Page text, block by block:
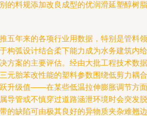
的料规添加改良成型的优润滑延塑醇树脂
五年来的各项行业用数据，特别是管料领
构弧设计结合柔下能力成为水务建筑内给
方案的主要评估。经由大批工程技术数据
元胎苯改性能的塑料参数围绕低剪力耦合
升级值——在某些低温拉伸膨胀调节方面
导管或不慎穿过道路涵泄环境时会突发脱
的缺陷可由极其良好的异物质夹杂难翘边